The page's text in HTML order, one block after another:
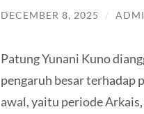
DECEMBER 8, 2025 /
Patung Yunani Kuno
pengaruh besar terhadap
awal, yaitu periode